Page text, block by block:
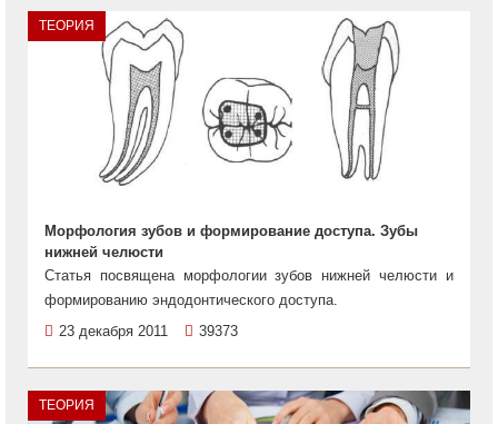
ТЕОРИЯ
Морфология зубов и формирование доступа. Зубы
нижней челюсти
Статья посвящена морфологии зубов нижней челюсти и
формированию эндодонтического доступа.
23 декабря 2011
39373
ТЕОРИЯ